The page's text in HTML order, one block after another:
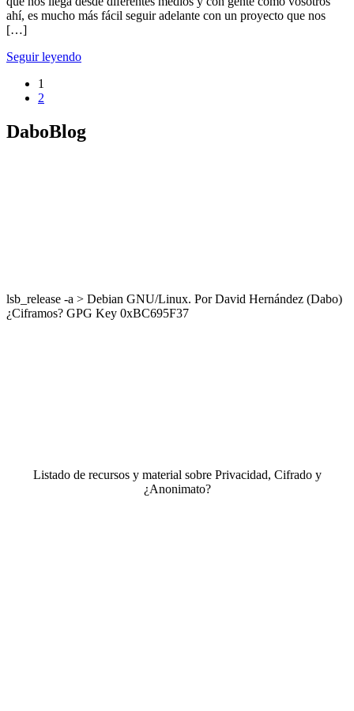
ahí, es mucho más fácil seguir adelante con un proyecto que nos
[…]
Seguir leyendo
1
2
DaboBlog
lsb_release -a > Debian GNU/Linux. Por David Hernández (Dabo)
¿Ciframos? GPG Key 0xBC695F37
Listado de recursos y material sobre Privacidad, Cifrado y
¿Anonimato?